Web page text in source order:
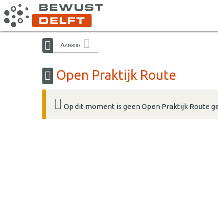
Aanbod
Open Praktijk Route
Op dit moment is geen Open Praktijk Route